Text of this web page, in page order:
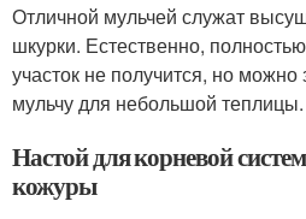
Отличной мульчей служат
шкурки. Естественно,
участок не получится, но можно
мульчу для небольшой теплицы.
Настой для корневой
кожуры